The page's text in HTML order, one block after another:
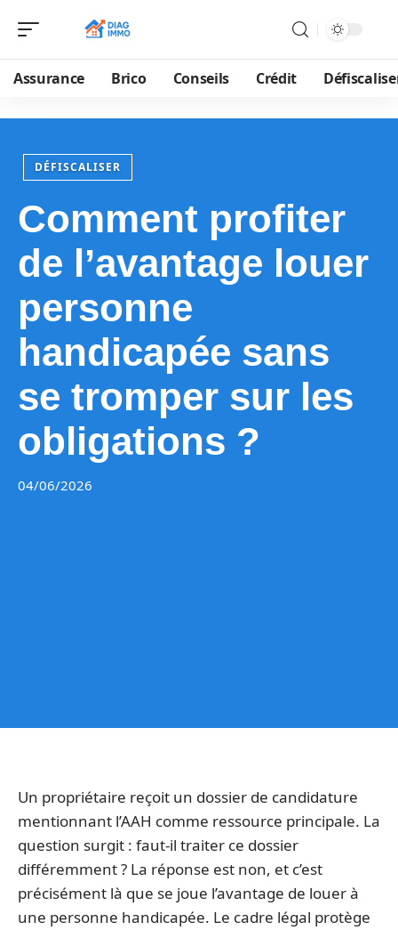
Assurance Brico Conseils Crédit
DÉFISCALISER
Comment profiter
de l’avantage louer
personne
handicapée sans
se tromper sur les
obligations ?
04/06/2026
Un propriétaire reçoit un dossier de candidature
mentionnant l’AAH comme ressource principale. La
question surgit : faut-il traiter ce dossier
différemment ? La réponse est non, et c’est
précisément là que se joue l’avantage de louer à
une personne handicapée. Le cadre légal protège